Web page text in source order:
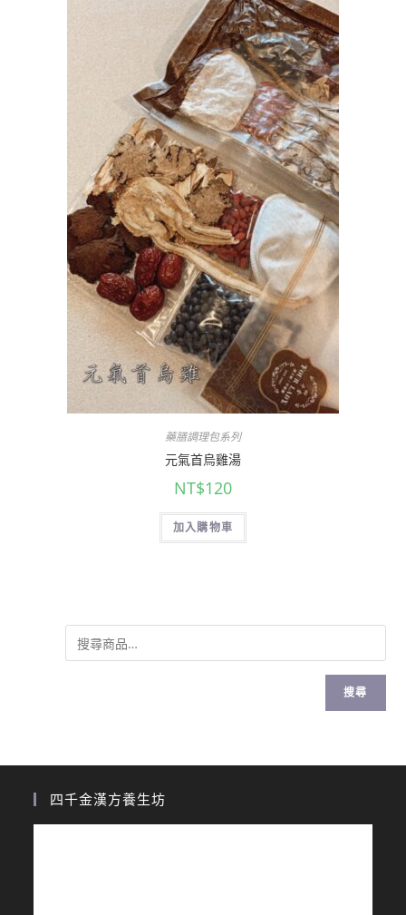
藥膳調理包系列
元氣首烏雞湯
NT$120
加入購物車
搜尋
四千金漢方養生坊